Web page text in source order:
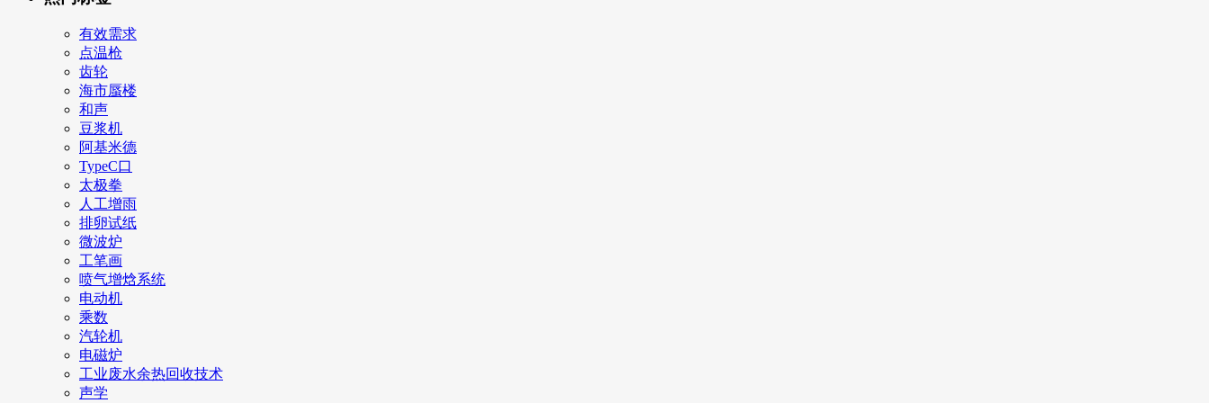
有效需求
点温枪
齿轮
海市蜃楼
和声
豆浆机
阿基米德
TypeC口
太极拳
人工增雨
排卵试纸
微波炉
工笔画
喷气增焓系统
电动机
乘数
汽轮机
电磁炉
工业废水余热回收技术
声学